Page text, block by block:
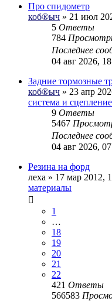
Про спидометр
коб®ыч » 21 июл
5 Ответы
784
Последнее
04 авг 2026,
Задние тормозные
коб®ыч » 23 апр
система и сцепление
9 Ответы
5467
Последнее
04 авг 2026,
Резина на форд
леха » 17 мар 2012,
материалы
1
…
18
19
20
21
22
421 Ответы
566583